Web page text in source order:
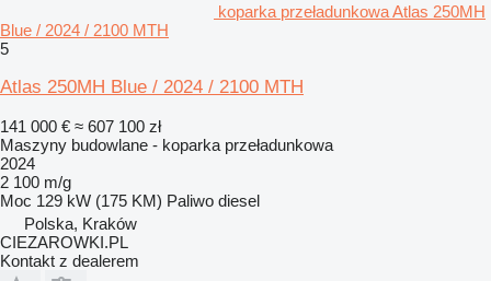
koparka przeładunkowa Atlas 250MH
Blue / 2024 / 2100 MTH
5
Atlas 250MH Blue / 2024 / 2100 MTH
141 000 € ≈ 607 100 zł
Maszyny budowlane - koparka przeładunkowa
2024
2 100 m/g
Moc 129 kW (175 KM) Paliwo diesel
Polska, Kraków
CIEZAROWKI.PL
Kontakt z dealerem